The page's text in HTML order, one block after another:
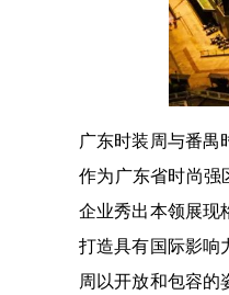
广东时装周与番禺
作为广东省时尚强
企业秀出本领展现
打造具有国际影响
周以开放和包容的